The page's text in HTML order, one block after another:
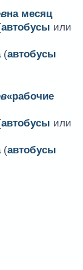
на месяц
автобусы или
(автобусы
«рабочие
автобусы или
(автобусы